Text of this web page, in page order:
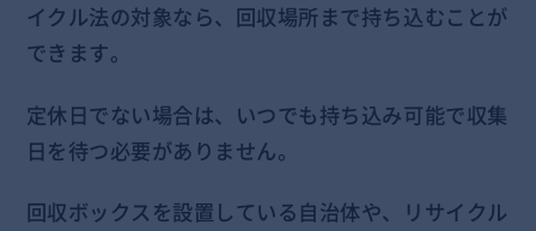
イクル法の対象なら、回収場所まで持ち込むことが
できます。
定休日でない場合は、いつでも持ち込み可能で収集
日を待つ必要がありません。
回収ボックスを設置している自治体や、リサイクル